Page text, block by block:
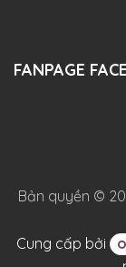
FANPAGE
Bản quyền ©
Cung cấp bởi